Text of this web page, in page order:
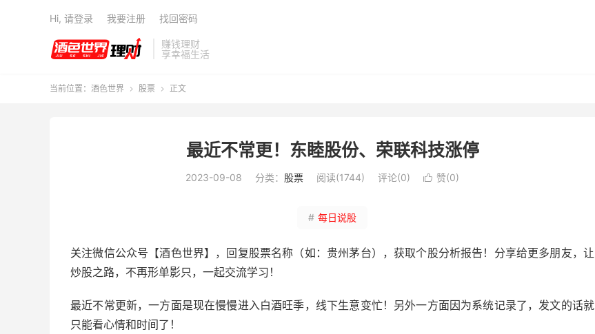
赚钱理财
享幸福生活
Hi, 请登录 我要注册 找回密码
当前位置： 酒色世界  股票  正文
最近不常更！东睦股份、荣联科技涨停
2023-09-08 分类： 股票 阅读(1744) 评论(0)  赞(0)
# 每日说股
关注微信公众号【酒色世界】，回复股票名称（如：贵州茅台），获取个股分析报告！分享给更多朋友，让
炒股之路，不再形单影只，一起交流学习！
最近不常更新，一方面是现在慢慢进入白酒旺季，线下生意变忙！另外一方面因为系统记录了，发文的话就
只能看心情和时间了！